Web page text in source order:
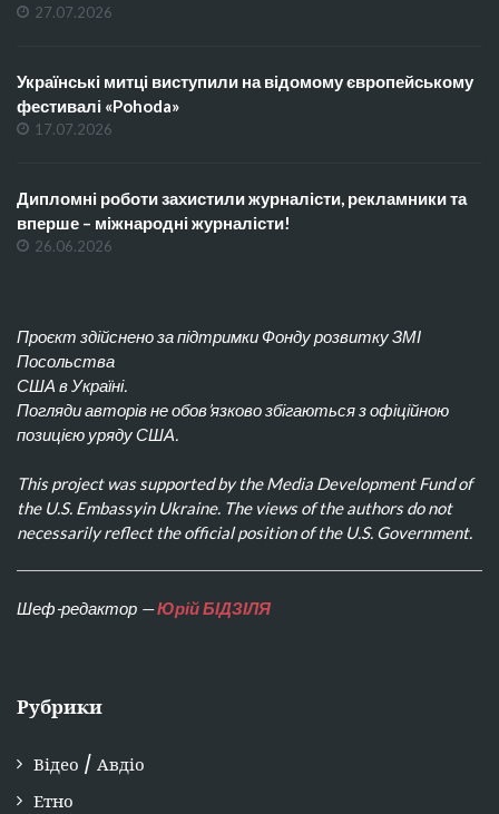
27.07.2026
Українські митці виступили на відомому європейському
фестивалі «Pohoda»
17.07.2026
Дипломні роботи захистили журналісти, рекламники та
вперше – міжнародні журналісти!
26.06.2026
Проєкт здійснено за підтримки Фонду розвитку ЗМІ
Посольства
США в Україні.
Погляди авторів не обов’язково збігаються з офіційною
позицією уряду США.
This project was supported by the Media Development Fund of
the U.S. Embassyin Ukraine. The views of the authors do not
necessarily reflect the official position of the U.S. Government.
Шеф-редактор —Юрій БІДЗІЛЯ
Рубрики
Відео / Авдіо
Етно